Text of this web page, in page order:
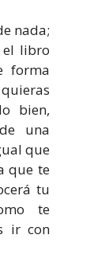
nada;
el libro
forma
bien,
una
que
que te
tu
te
ir con